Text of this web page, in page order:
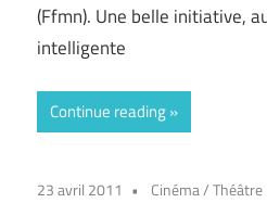
(Ffmn). Une belle initiative,
intelligente
Continue reading
23 avril 2011 Cinéma/Théâtre